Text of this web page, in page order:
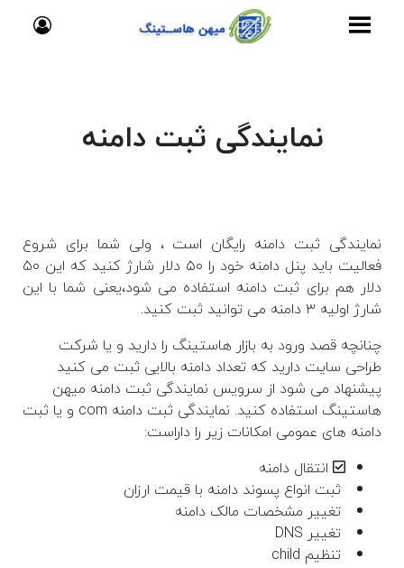
نمایندگی ثبت دامنه
نمایندگی ثبت دامنه رایگان است ، ولی شما برای شروع
فعالیت باید پنل دامنه خود را ۵۰ دلار شارژ کنید که این ۵۰
دلار هم برای ثبت دامنه استفاده می شود،یعنی شما با این
شارژ اولیه ۳ دامنه می توانید ثبت کنید.
چنانچه قصد ورود به بازار هاستینگ را دارید و یا شرکت
طراحی سایت دارید که تعداد دامنه بالایی ثبت می کنید
پیشنهاد می شود از سرویس نمایندگی ثبت دامنه میهن
هاستینگ استفاده کنید. نمایندگی ثبت دامنه com و یا ثبت
دامنه های عمومی امکانات زیر را داراست:
انتقال دامنه
ثبت انواع پسوند دامنه با قیمت ارزان
تغییر مشخصات مالک دامنه
تغییر DNS
تنظیم child